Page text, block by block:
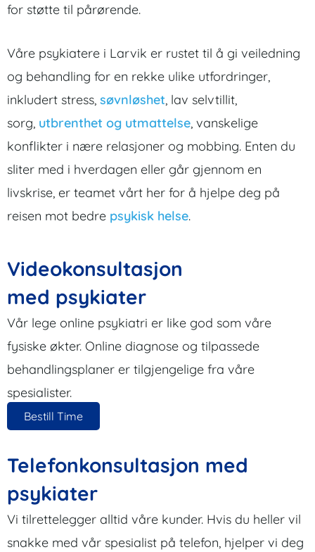
for støtte til pårørende.
Våre psykiatere i Larvik er rustet til å gi veiledning
og behandling for en rekke ulike utfordringer,
inkludert stress, søvnløshet, lav selvtillit,
sorg, utbrenthet og utmattelse, vanskelige
konflikter i nære relasjoner og mobbing. Enten du
sliter med i hverdagen eller går gjennom en
livskrise, er teamet vårt her for å hjelpe deg på
reisen mot bedre psykisk helse.
Videokonsultasjon
med psykiater
Vår lege online psykiatri er like god som våre
fysiske økter. Online diagnose og tilpassede
behandlingsplaner er tilgjengelige fra våre
spesialister.
Bestill Time
Telefonkonsultasjon med
psykiater
Vi tilrettelegger alltid våre kunder. Hvis du heller vil
snakke med vår spesialist på telefon, hjelper vi deg